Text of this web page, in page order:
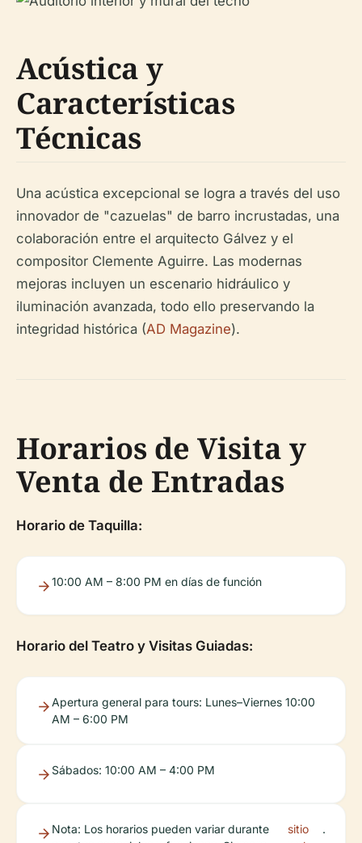
Acústica y
Características
Técnicas
Una acústica excepcional se logra a través del uso
innovador de "cazuelas" de barro incrustadas, una
colaboración entre el arquitecto Gálvez y el
compositor Clemente Aguirre. Las modernas
mejoras incluyen un escenario hidráulico y
iluminación avanzada, todo ello preservando la
integridad histórica (AD Magazine).
Horarios de Visita y
Venta de Entradas
Horario de Taquilla:
10:00 AM – 8:00 PM en días de función
Horario del Teatro y Visitas Guiadas:
Apertura general para tours: Lunes–Viernes 10:00
AM – 6:00 PM
Sábados: 10:00 AM – 4:00 PM
Nota: Los horarios pueden variar durante
sitio
.